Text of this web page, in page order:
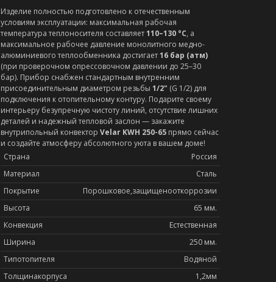
Изделие полностью подготовлено к отечественным
условиям эксплуатации: максимальная рабочая
температура теплоносителя составляет110–130 °C, а
максимальное рабочее давление монолитного медно-
алюминиевого теплообменника достигает16 бар (атм)
(при проверочном опрессовочном давлении до 25–30
бар). Прибор снабжен стандартным внутренним
присоединительным диаметром резьбы 1/2" (G 1/2) для
подключения к отопительному контуру. Подарите своему
интерьеру безупречную чистоту линий, отсутствие лишних
деталей и надежный тепловой заслон — закажите
внутрипольный конвектор Velar KWH 250-65 прямо сейчас
и создайте атмосферу абсолютного уюта в вашем доме!
Страна
Россия
Материал
Сталь
Покрытие
Порошковое,защищенооткоррозии
Высота
65 мм.
Конвекция
Естественная
Ширина
250 мм.
Типотопителя
Водяной
Толщинакорпуса
1,2мм